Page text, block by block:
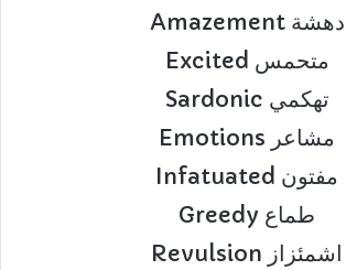
Amazement دهشة
Excited متحمس
Sardonic تهكمي
Emotions مشاعر
Infatuated مفتون
Greedy طماع
Revulsion اشمئزاز